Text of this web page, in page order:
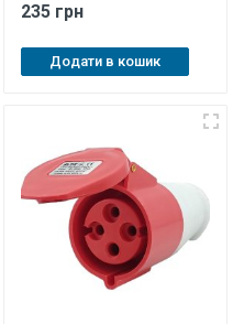
235 грн
Додати в кошик